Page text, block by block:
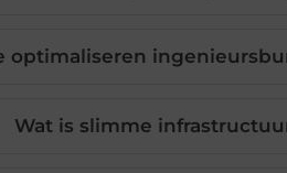
optimaliseren
Wat is slimme